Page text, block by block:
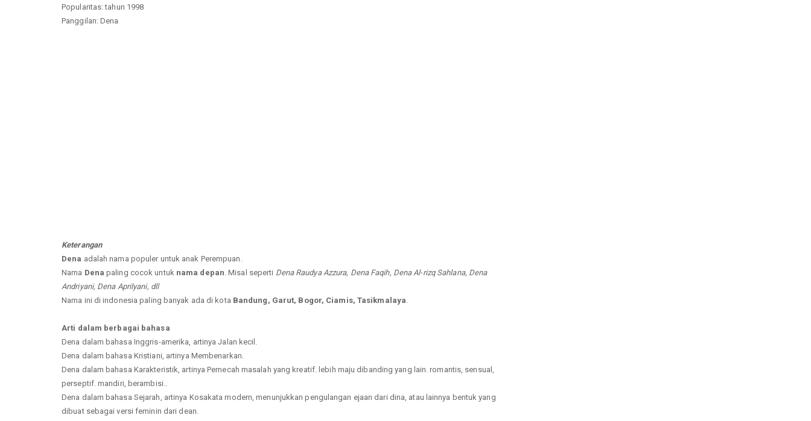
Popularitas: tahun 1998
Panggilan: Dena
Keterangan
Dena adalah nama populer untuk anak Perempuan.
Nama Dena paling cocok untuk nama depan . Misal seperti Dena Raudya Azzura, Dena Faqih, Dena Al-rizq Sahlana, Dena
Andriyani, Dena Aprilyani, dll
Nama ini di indonesia paling banyak ada di kota Bandung, Garut, Bogor, Ciamis, Tasikmalaya
Arti dalam berbagai bahasa
Dena dalam bahasa Inggris-amerika, artinya Jalan kecil.
Dena dalam bahasa Kristiani, artinya Membenarkan.
Dena dalam bahasa Karakteristik, artinya Pemecah masalah yang kreatif. lebih maju dibanding yang lain. romantis, sensual,
perseptif. mandiri, berambisi..
Dena dalam bahasa Sejarah, artinya Kosakata modern, menunjukkan pengulangan ejaan dari dina, atau lainnya bentuk yang
dibuat sebagai versi feminin dari dean.